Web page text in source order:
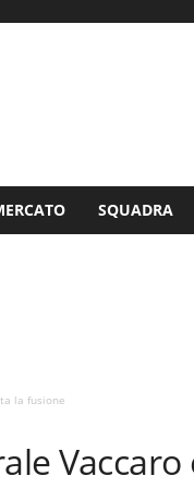
SQUADRA
la fusione
Vaccaro